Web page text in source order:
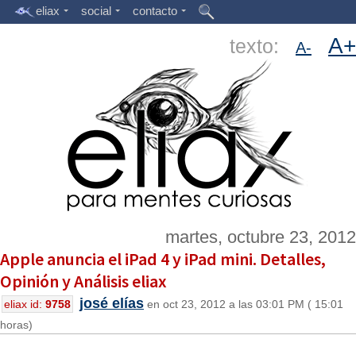
eliax social contacto
texto: A- A+
martes, octubre 23, 2012
Apple anuncia el iPad 4 y iPad mini. Detalles,
Opinión y Análisis eliax
eliax id: 9758 josé elías en oct 23, 2012 a las 03:01 PM ( 15:01
horas)